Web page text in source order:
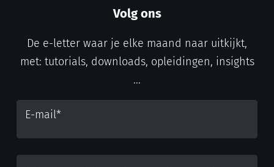
Volg ons
De e-letter waar je elke maand naar uitkijkt,
met: tutorials, downloads, opleidingen, insights
...
E-mail*